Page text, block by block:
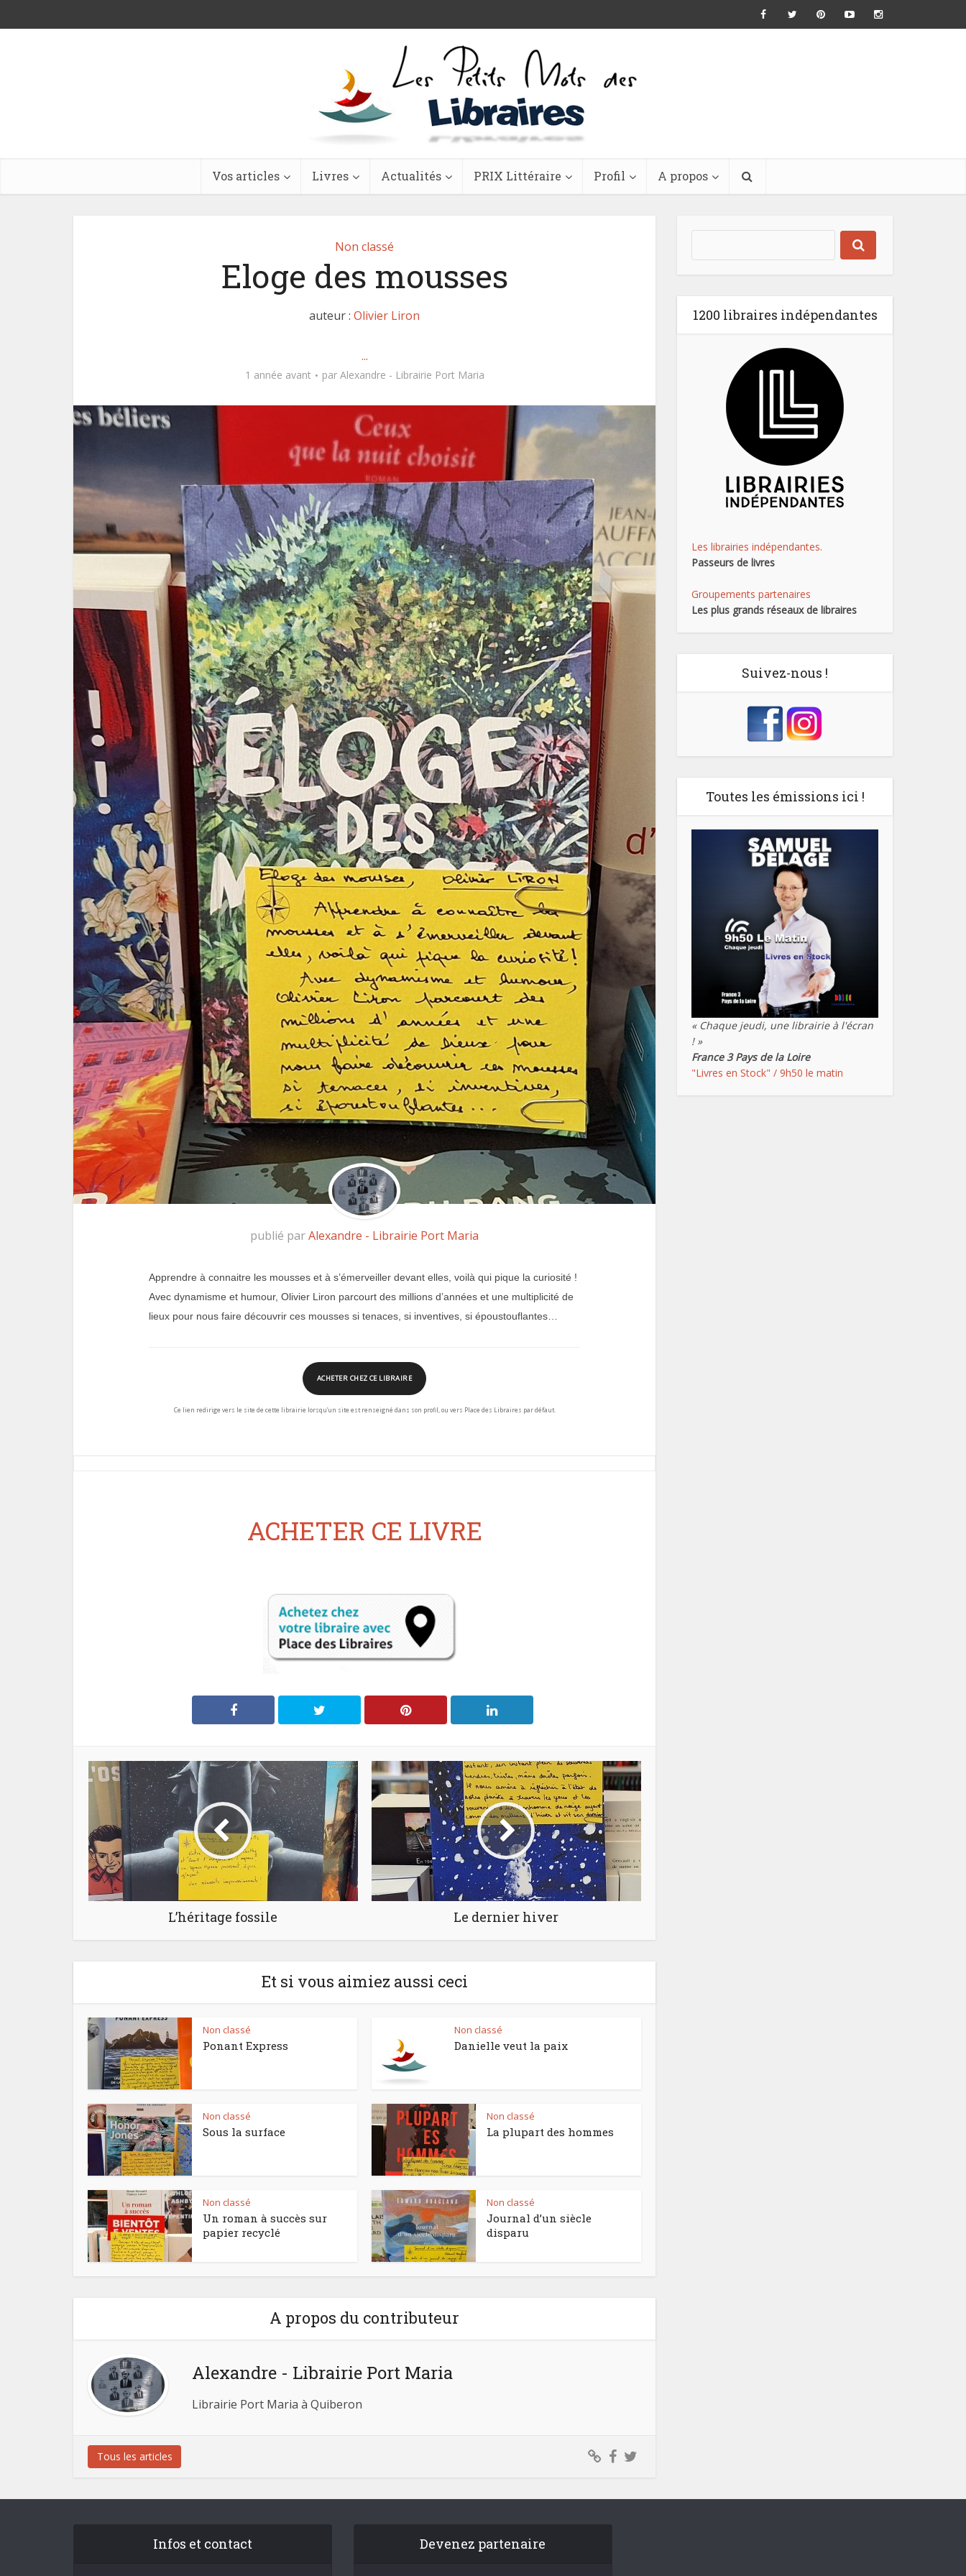
Vos articles Livres Actualités PRIX Littéraire Profil A propos
Non classé
Eloge des mousses
auteur : Olivier Liron
...
1 année avant par Alexandre - Librairie Port Maria
publié parAlexandre - Librairie Port Maria
Apprendre à connaitre les mousses et à s’émerveiller devant elles, voilà qui pique la curiosité !
Avec dynamisme et humour, Olivier Liron parcourt des millions d’années et une multiplicité de
lieux pour nous faire découvrir ces mousses si tenaces, si inventives, si époustouflantes…
ACHETER CHEZ CE LIBRAIRE
Ce lien redirige vers le site de cette librairie lorsqu’un site est renseigné dans son profil, ou vers Place des Libraires par défaut.
ACHETER CE LIVRE
L’héritage fossile Le dernier hiver
Et si vous aimiez aussi ceci
Non classé
Ponant Express
Non classé
Danielle veut la paix
Non classé
Sous la surface
Non classé
La plupart des hommes
Non classé
Un roman à succès sur
papier recyclé
Non classé
Journal d’un siècle
disparu
A propos du contributeur
Alexandre - Librairie Port Maria
Librairie Port Maria à Quiberon
Tous les articles
1200 libraires indépendantes
Les librairies indépendantes.
Passeurs de livres
Groupements partenaires
Les plus grands réseaux de libraires
Suivez-nous !
Toutes les émissions ici !
« Chaque jeudi, une librairie à l'écran
! »
France 3 Pays de la Loire
"Livres en Stock" / 9h50 le matin
Infos et contact Devenez partenaire